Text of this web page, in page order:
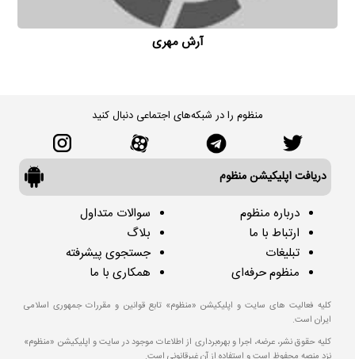
آرش مهری
منظوم را در شبکه‌های اجتماعی دنبال کنید
دریافت اپلیکیشن منظوم
درباره منظوم
ارتباط با ما
تبلیغات
منظوم حرفه‌ای
سوالات متداول
بلاگ
جستجوی پیشرفته
همکاری با ما
کلیه فعالیت های سایت و اپلیکیشن «منظوم» تابع قوانین و مقررات جمهوری اسلامی
ایران است.
کلیه حقوق نشر، عرضه، اجرا و بهره‌برداری از اطلاعات موجود در سایت و اپلیکیشن «منظوم»